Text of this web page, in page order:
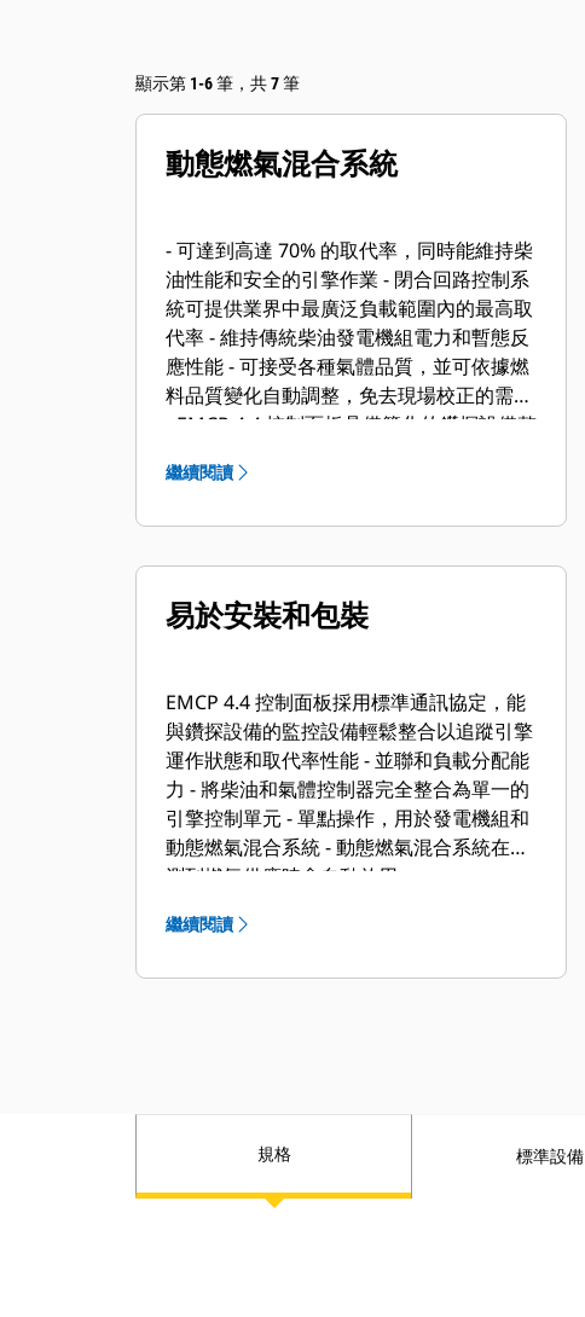
顯示第 1-6 筆，共 7 筆
動態燃氣混合系統
- 可達到高達 70% 的取代率，同時能維持柴
油性能和安全的引擎作業 - 閉合回路控制系
統可提供業界中最廣泛負載範圍內的最高取
代率 - 維持傳統柴油發電機組電力和暫態反
應性能 - 可接受各種氣體品質，並可依據燃
料品質變化自動調整，免去現場校正的需求
- EMCP 4.4 控制面板具備簡化的鑽探設備整
態氣體混合功能的單一介面 - 可利用來自
證的現有柴油保養和大修週期
繼續閱讀
易於安裝和包裝
EMCP 4.4 控制面板採用標準通訊協定，能
與鑽探設備的監控設備輕鬆整合以追蹤引擎
運作狀態和取代率性能 - 並聯和負載分配能
力 - 將柴油和氣體控制器完全整合為單一的
引擎控制單元 - 單點操作，用於發電機組和
動態燃氣混合系統 - 動態燃氣混合系統在偵
測到燃氣供應時會自動啟用
繼續閱讀
規格 標準設備